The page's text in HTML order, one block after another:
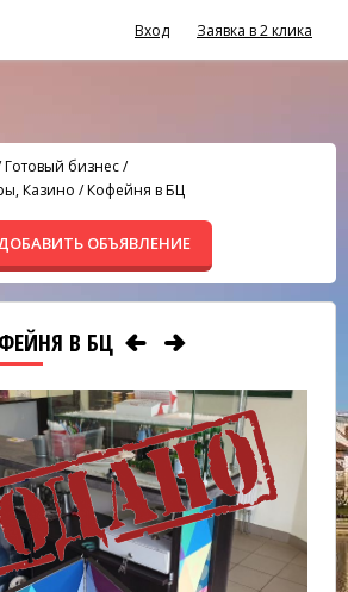
Вход Заявка в 2 клика
Готовый бизнес/
Казино /Кофейня в БЦ
ОБЪЯВЛЕНИЕ
В БЦ